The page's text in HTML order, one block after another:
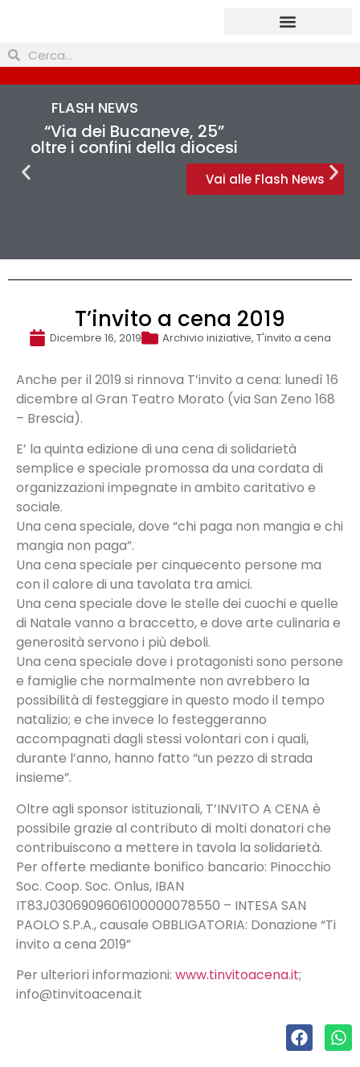
FLASH NEWS
“Via dei Bucaneve, 25”
oltre i confini della diocesi
Vai alle Flash News
T’invito a cena 2019
Dicembre 16, 2019 Archivio iniziative, T'invito a cena
Anche per il 2019 si rinnova T’invito a cena: lunedì 16
dicembre al Gran Teatro Morato (via San Zeno 168
– Brescia).
E’ la quinta edizione di una cena di solidarietà
semplice e speciale promossa da una cordata di
organizzazioni impegnate in ambito caritativo e
sociale.
Una cena speciale, dove “chi paga non mangia e chi
mangia non paga”.
Una cena speciale per cinquecento persone ma
con il calore di una tavolata tra amici.
Una cena speciale dove le stelle dei cuochi e quelle
di Natale vanno a braccetto, e dove arte culinaria e
generosità servono i più deboli.
Una cena speciale dove i protagonisti sono persone
e famiglie che normalmente non avrebbero la
possibilità di festeggiare in questo modo il tempo
natalizio; e che invece lo festeggeranno
accompagnati dagli stessi volontari con i quali,
durante l’anno, hanno fatto “un pezzo di strada
insieme”.
Oltre agli sponsor istituzionali, T’INVITO A CENA è
possibile grazie al contributo di molti donatori che
contribuiscono a mettere in tavola la solidarietà.
Per offerte mediante bonifico bancario: Pinocchio
Soc. Coop. Soc. Onlus, IBAN
IT83J0306909606100000078550 – INTESA SAN
PAOLO S.P.A., causale OBBLIGATORIA: Donazione “Ti
invito a cena 2019”
Per ulteriori informazioni: www.tinvitoacena.it;
info@tinvitoacena.it